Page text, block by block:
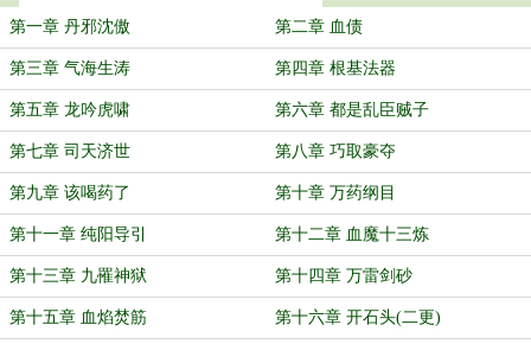
第一章 丹邪沈傲 第二章 血债
第三章 气海生涛 第四章 根基法器
第五章 龙吟虎啸 第六章 都是乱臣贼子
第七章 司天济世 第八章 巧取豪夺
第九章 该喝药了 第十章 万药纲目
第十一章 纯阳导引 第十二章 血魔十三炼
第十三章 九罹神狱 第十四章 万雷剑砂
第十五章 血焰焚筋 第十六章 开石头(二更)